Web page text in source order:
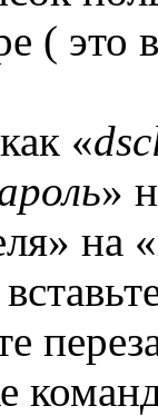
( это
«
»
на